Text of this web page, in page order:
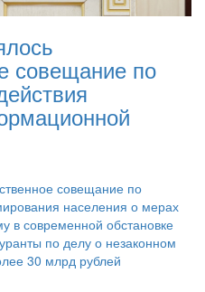
совещание по
совещание по
населения о мерах
в современной обстановке